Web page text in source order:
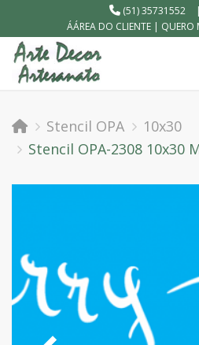
(51) 35731552
|
ÁÁREA DO CLIENTE| QUERO
Stencil OPA
10x30
Stencil OPA-2308 10x30